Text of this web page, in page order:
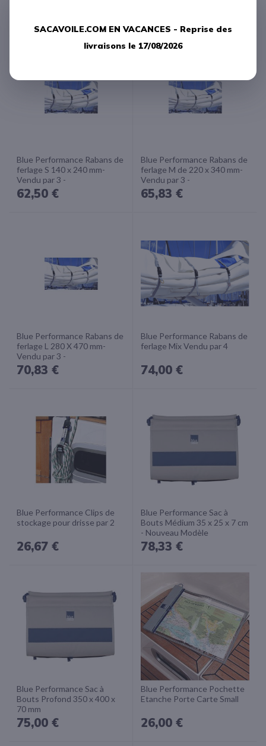
Blue Performance Rabans de
ferlage S 140 x 240 mm-
Vendu par 3 -
62,50 €
Blue Performance Rabans de
ferlage M de 220 x 340 mm-
Vendu par 3 -
65,83 €
Blue Performance Rabans de
ferlage L 280 X 470 mm-
Vendu par 3 -
70,83 €
Blue Performance Rabans de
ferlage Mix Vendu par 4
74,00 €
Blue Performance Clips de
stockage pour drisse par 2
26,67 €
Blue Performance Sac à
Bouts Médium 35 x 25 x 7 cm
- Nouveau Modèle
78,33 €
Blue Performance Sac à
Bouts Profond 350 x 400 x
70 mm
75,00 €
Blue Performance Pochette
Etanche Porte Carte Small
26,00 €
SACAVOILE.COM EN VACANCES - Reprise des
livraisons le 17/08/2026